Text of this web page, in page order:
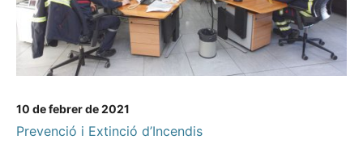
10 de febrer de 2021
Prevenció i Extinció d’Incendis